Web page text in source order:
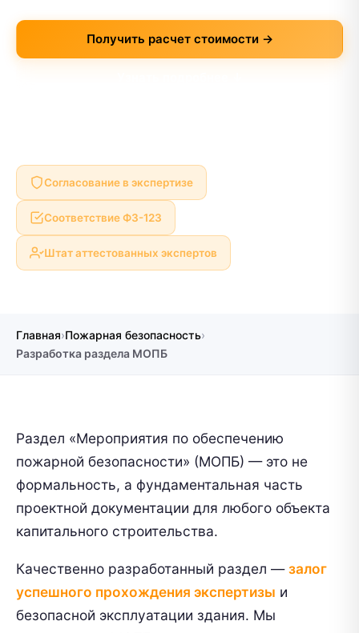
Получить расчет стоимости →
Согласование в экспертизе
Соответствие ФЗ-123
Штат аттестованных экспертов
Главная›Пожарная безопасность›
Разработка раздела МОПБ
Раздел «Мероприятия по обеспечению
пожарной безопасности» (МОПБ) — это не
формальность, а фундаментальная часть
проектной документации для любого объекта
капитального строительства.
Качественно разработанный раздел —залог
успешного прохождения экспертизы и
безопасной эксплуатации здания. Мы